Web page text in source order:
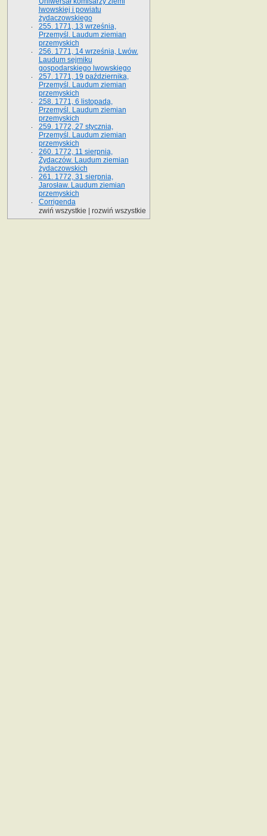
lwowskiej i powiatu
żydaczowskiego
255. 1771, 13 września,
Przemyśl. Laudum ziemian
przemyskich
256. 1771, 14 września, Lwów.
Laudum sejmiku
gospodarskiego lwowskiego
257. 1771, 19 października,
Przemyśl. Laudum ziemian
przemyskich
258. 1771, 6 listopada,
Przemyśl. Laudum ziemian
przemyskich
259. 1772, 27 stycznia,
Przemyśl. Laudum ziemian
przemyskich
260. 1772, 11 sierpnia,
Żydaczów. Laudum ziemian
żydaczowskich
261. 1772, 31 sierpnia,
Jarosław. Laudum ziemian
przemyskich
Corrigenda
zwiń wszystkie
rozwiń wszystkie